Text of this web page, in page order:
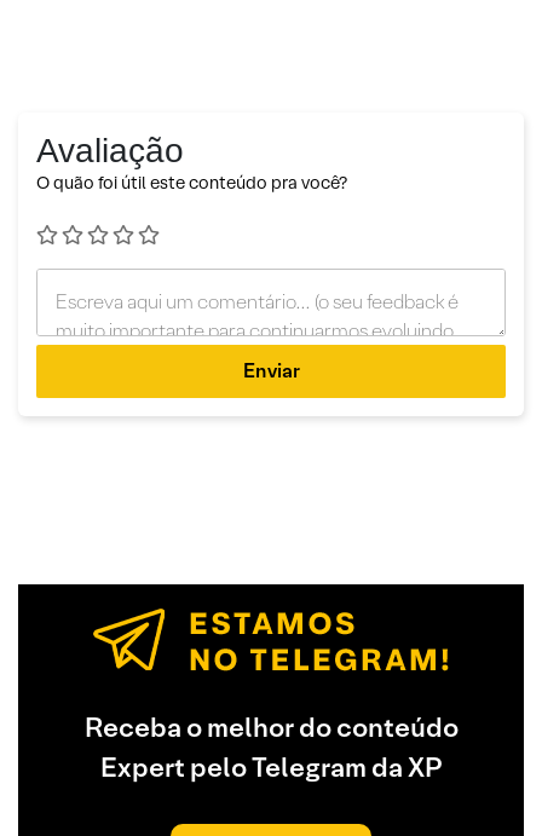
Avaliação
O quão foi útil este conteúdo pra você?
Enviar
Receba o melhor do conteúdo
Expert pelo Telegram da XP